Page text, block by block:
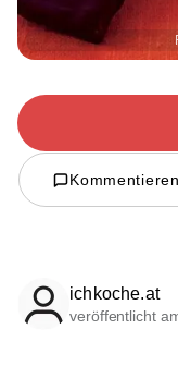
Kommentieren
ichkoche.at
veröffentlicht